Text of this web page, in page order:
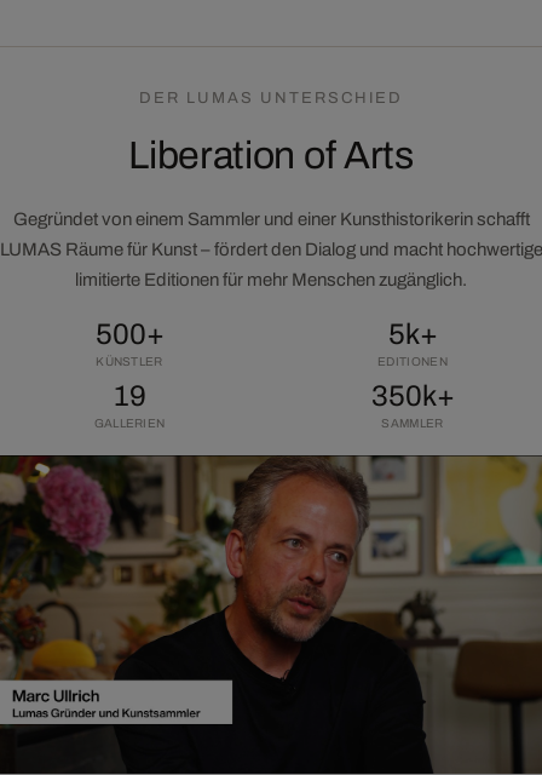
DER LUMAS UNTERSCHIED
Liberation of Arts
Gegründet von einem Sammler und einer Kunsthistorikerin schafft
LUMAS Räume für Kunst – fördert den Dialog und macht hochwertige
limitierte Editionen für mehr Menschen zugänglich.
500+
KÜNSTLER
5k+
EDITIONEN
19
GALLERIEN
350k+
SAMMLER